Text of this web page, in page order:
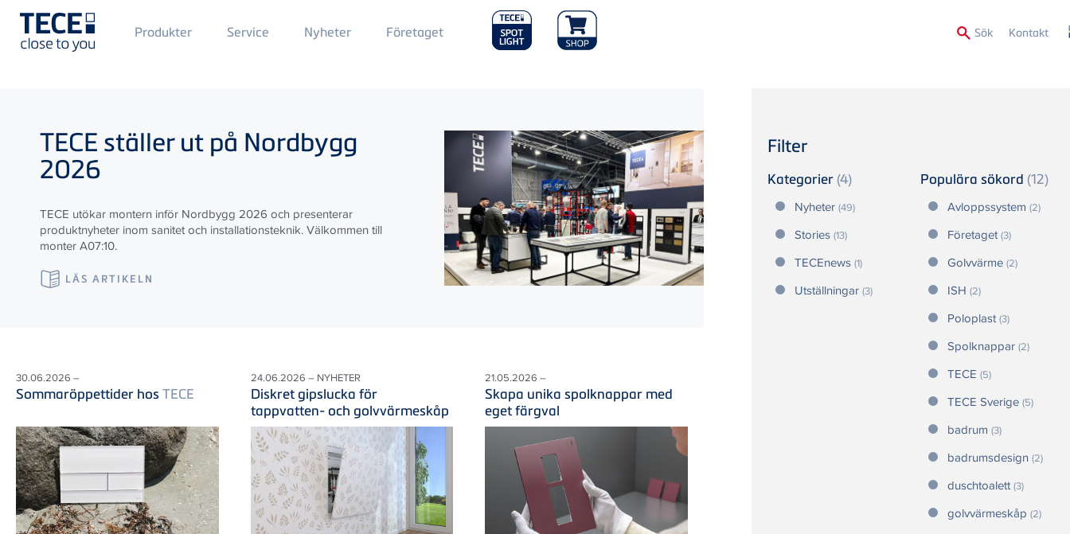
Main
Menü
Produkter Service Nyheter Main
Menu
Företaget Sök Kontakt
Filter
Kategorier (4)
Nyheter (49)
Stories (13)
TECEnews (1)
Utställningar (3)
Populära sökord (12)
Avloppssystem (2)
Företaget(3)
Golvvärme (2)
ISH (2)
Poloplast(3)
Spolknappar (2)
TECE (5)
TECE Sverige (5)
badrum (3)
badrumsdesign (2)
duschtoalett(3)
golvvärmeskåp (2)
TECE ställer ut på Nordbygg
2026
TECE utökar montern inför Nordbygg 2026 och presenterar
produktnyheter inom sanitet och installationsteknik. Välkommen till
monter A07:10.
LÄS ARTIKELN
30.06.2026 –
Sommaröppettider hos TECE
24.06.2026 – NYHETER
Diskret gipslucka för
tappvatten- och golvvärmeskåp
21.05.2026 –
Skapa unika spolknappar med
eget färgval